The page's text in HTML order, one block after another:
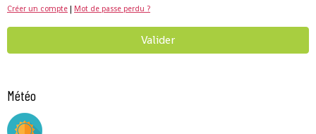
Créer un compte | Mot de passe perdu ?
Valider
Météo